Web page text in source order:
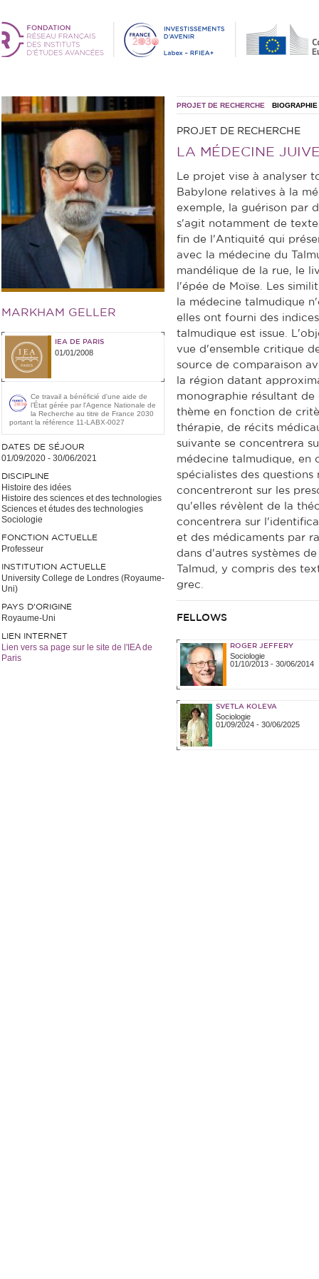
MARKHAM GELLER
IEA DE PARIS
01/01/2008
Ce travail a bénéficié d'une aide de
l’État gérée par l'Agence Nationale de
la Recherche au titre de France 2030
portant la référence 11-LABX-0027
DATES DE SÉJOUR
01/09/2020 - 30/06/2021
DISCIPLINE
Histoire des idées
Histoire des sciences et des technologies
Sciences et études des technologies
Sociologie
FONCTION ACTUELLE
Professeur
INSTITUTION ACTUELLE
University College de Londres (Royaume-
Uni)
PAYS D'ORIGINE
Royaume-Uni
LIEN INTERNET
Lien vers sa page sur le site de l'IEA de
Paris
PROJET DE RECHERCHE BIOGRAPHIE
PROJET DE RECHERCHE
LA MÉDECINE
Le projet vise à analyser
Babylone relatives à la
exemple, la guérison par
s'agit notamment de
fin de l'Antiquité qui
avec la médecine du
mandélique de la rue, le
l'épée de Moïse. Les
la médecine talmudique
elles ont fourni des
talmudique est issue.
vue d'ensemble critique
source de comparaison
la région datant
monographie résultant de
thème en fonction de
thérapie, de récits
suivante se concentrera
médecine talmudique, en
spécialistes des questions
concentreront sur les
qu'elles révèlent de la
concentrera sur
et des médicaments par
dans d'autres systèmes
Talmud, y compris des
grec.
FELLOWS
ROGER JEFFERY
Sociologie
01/10/2013- 30/06/2014
SVETLA KOLEVA
Sociologie
01/09/2024- 30/06/2025